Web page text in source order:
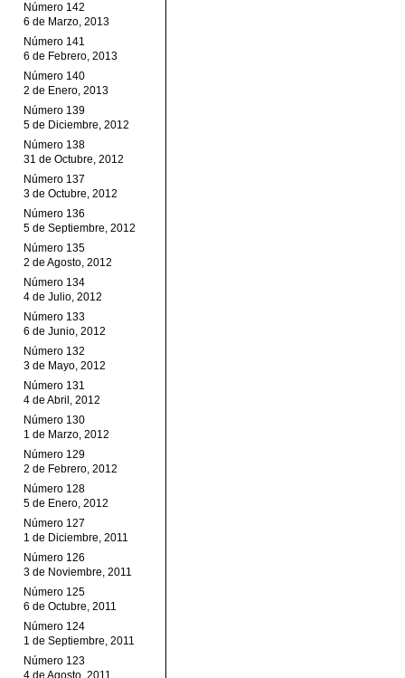
Número 142
6 de Marzo, 2013
Número 141
6 de Febrero, 2013
Número 140
2 de Enero, 2013
Número 139
5 de Diciembre, 2012
Número 138
31 de Octubre, 2012
Número 137
3 de Octubre, 2012
Número 136
5 de Septiembre, 2012
Número 135
2 de Agosto, 2012
Número 134
4 de Julio, 2012
Número 133
6 de Junio, 2012
Número 132
3 de Mayo, 2012
Número 131
4 de Abril, 2012
Número 130
1 de Marzo, 2012
Número 129
2 de Febrero, 2012
Número 128
5 de Enero, 2012
Número 127
1 de Diciembre, 2011
Número 126
3 de Noviembre, 2011
Número 125
6 de Octubre, 2011
Número 124
1 de Septiembre, 2011
Número 123
4 de Agosto, 2011